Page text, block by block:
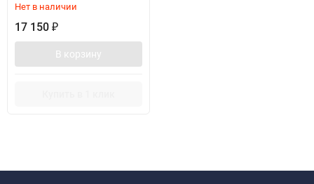
Нет в наличии
17 150 ₽
В корзину